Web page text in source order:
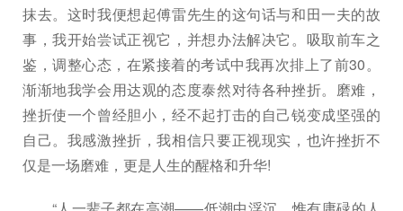
抹去。这时我便想起傅雷先生的这句话与和田一夫的故
事，我开始尝试正视它，并想办法解决它。吸取前车之
鉴，调整心态，在紧接着的考试中我再次排上了前30。
渐渐地我学会用达观的态度泰然对待各种挫折。磨难，
挫折使一个曾经胆小，经不起打击的自己锐变成坚强的
自己。我感激挫折，我相信只要正视现实，也许挫折不
仅是一场磨难，更是人生的醒格和升华!